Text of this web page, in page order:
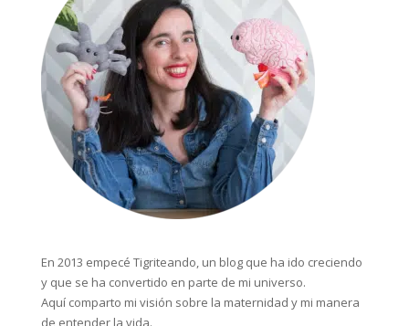
En 2013 empecé Tigriteando, un blog que ha ido creciendo
y que se ha convertido en parte de mi universo.
Aquí comparto mi visión sobre la maternidad y mi manera
de entender la vida.